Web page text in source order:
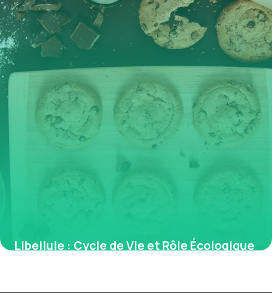
Libellule : Cycle de Vie et Rôle Écologique